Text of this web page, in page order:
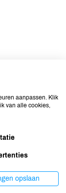
aanpassen. Klik
van alle cookies,
opslaan